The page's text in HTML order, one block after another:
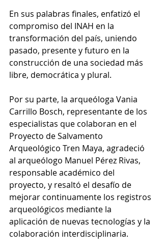
En sus palabras finales, enfatizó el
compromiso del INAH en la
transformación del país, uniendo
pasado, presente y futuro en la
construcción de una sociedad más
libre, democrática y plural.
Por su parte, la arqueóloga Vania
Carrillo Bosch, representante de los
especialistas que colaboran en el
Proyecto de Salvamento
Arqueológico Tren Maya, agradeció
al arqueólogo Manuel Pérez Rivas,
responsable académico del
proyecto, y resaltó el desafío de
mejorar continuamente los registros
arqueológicos mediante la
aplicación de nuevas tecnologías y la
colaboración interdisciplinaria.